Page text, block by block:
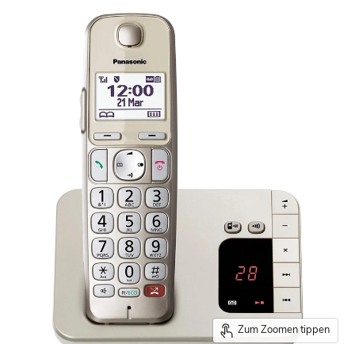
Zum Zoomen tippen